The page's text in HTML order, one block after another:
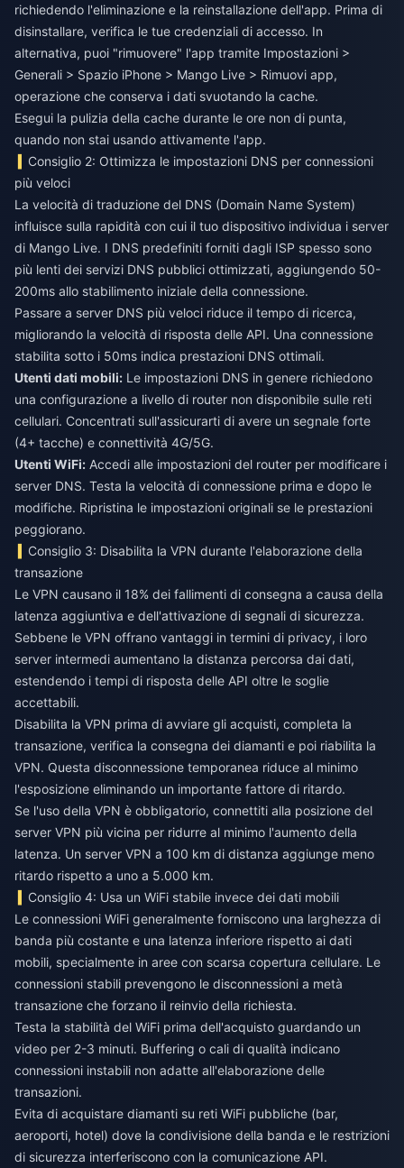
richiedendo l'eliminazione e la reinstallazione dell'app. Prima di
disinstallare, verifica le tue credenziali di accesso. In
alternativa, puoi "rimuovere" l'app tramite Impostazioni >
Generali > Spazio iPhone > Mango Live > Rimuovi app,
operazione che conserva i dati svuotando la cache.
Esegui la pulizia della cache durante le ore non di punta,
quando non stai usando attivamente l'app.
Consiglio 2: Ottimizza le impostazioni DNS per connessioni
più veloci
La velocità di traduzione del DNS (Domain Name System)
influisce sulla rapidità con cui il tuo dispositivo individua i server
di Mango Live. I DNS predefiniti forniti dagli ISP spesso sono
più lenti dei servizi DNS pubblici ottimizzati, aggiungendo 50-
200ms allo stabilimento iniziale della connessione.
Passare a server DNS più veloci riduce il tempo di ricerca,
migliorando la velocità di risposta delle API. Una connessione
stabilita sotto i 50ms indica prestazioni DNS ottimali.
Utenti dati mobili: Le impostazioni DNS in genere richiedono
una configurazione a livello di router non disponibile sulle reti
cellulari. Concentrati sull'assicurarti di avere un segnale forte
(4+ tacche) e connettività 4G/5G.
Utenti WiFi: Accedi alle impostazioni del router per modificare i
server DNS. Testa la velocità di connessione prima e dopo le
modifiche. Ripristina le impostazioni originali se le prestazioni
peggiorano.
Consiglio 3: Disabilita la VPN durante l'elaborazione della
transazione
Le VPN causano il 18% dei fallimenti di consegna a causa della
latenza aggiuntiva e dell'attivazione di segnali di sicurezza.
Sebbene le VPN offrano vantaggi in termini di privacy, i loro
server intermedi aumentano la distanza percorsa dai dati,
estendendo i tempi di risposta delle API oltre le soglie
accettabili.
Disabilita la VPN prima di avviare gli acquisti, completa la
transazione, verifica la consegna dei diamanti e poi riabilita la
VPN. Questa disconnessione temporanea riduce al minimo
l'esposizione eliminando un importante fattore di ritardo.
Se l'uso della VPN è obbligatorio, connettiti alla posizione del
server VPN più vicina per ridurre al minimo l'aumento della
latenza. Un server VPN a 100 km di distanza aggiunge meno
ritardo rispetto a uno a 5.000 km.
Consiglio 4: Usa un WiFi stabile invece dei dati mobili
Le connessioni WiFi generalmente forniscono una larghezza di
banda più costante e una latenza inferiore rispetto ai dati
mobili, specialmente in aree con scarsa copertura cellulare. Le
connessioni stabili prevengono le disconnessioni a metà
transazione che forzano il reinvio della richiesta.
Testa la stabilità del WiFi prima dell'acquisto guardando un
video per 2-3 minuti. Buffering o cali di qualità indicano
connessioni instabili non adatte all'elaborazione delle
transazioni.
Evita di acquistare diamanti su reti WiFi pubbliche (bar,
aeroporti, hotel) dove la condivisione della banda e le restrizioni
di sicurezza interferiscono con la comunicazione API.